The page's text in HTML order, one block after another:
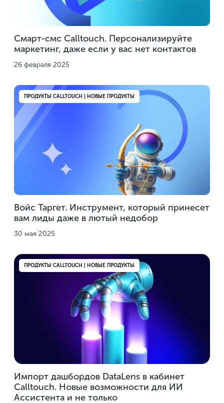
Смарт-смс Calltouch. Персонализируйте
маркетинг, даже если у вас нет контактов
26 февраля 2025
ПРОДУКТЫ CALLTOUCH | НОВЫЕ ПРОДУКТЫ
Войс Таргет. Инструмент, который принесет
вам лиды даже в лютый недобор
30 мая 2025
ПРОДУКТЫ CALLTOUCH | НОВЫЕ ПРОДУКТЫ
Импорт дашбордов DataLens в кабинет
Calltouch. Новые возможности для ИИ
Ассистента и не только